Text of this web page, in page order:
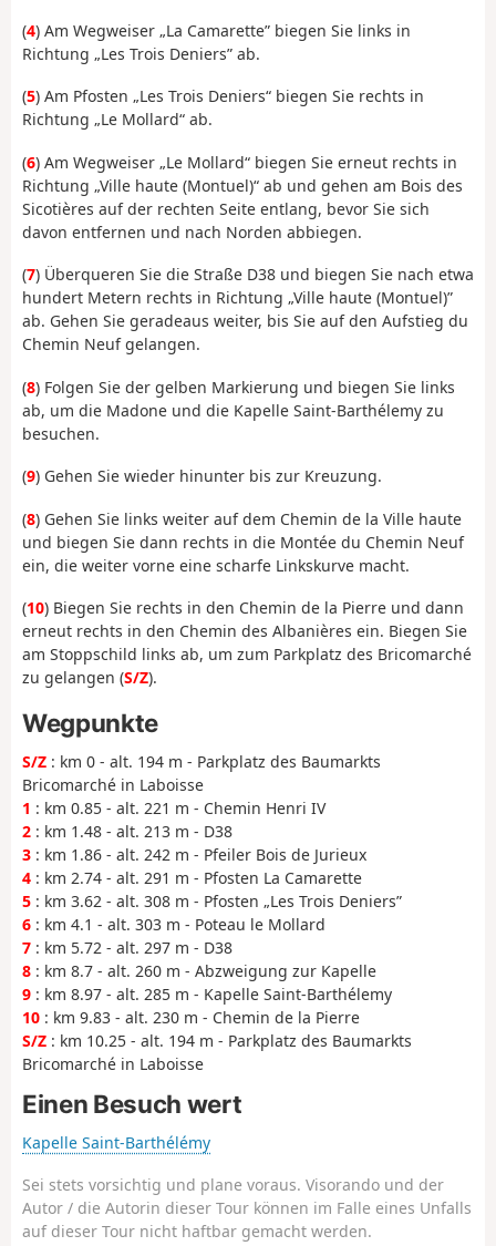
(4) Am Wegweiser „La Camarette” biegen Sie links in
Richtung „Les Trois Deniers” ab.
(5) Am Pfosten „Les Trois Deniers“ biegen Sie rechts in
Richtung „Le Mollard“ ab.
(6) Am Wegweiser „Le Mollard“ biegen Sie erneut rechts in
Richtung „Ville haute (Montuel)“ ab und gehen am Bois des
Sicotières auf der rechten Seite entlang, bevor Sie sich
davon entfernen und nach Norden abbiegen.
(7) Überqueren Sie die Straße D38 und biegen Sie nach etwa
hundert Metern rechts in Richtung „Ville haute (Montuel)”
ab. Gehen Sie geradeaus weiter, bis Sie auf den Aufstieg du
Chemin Neuf gelangen.
(8) Folgen Sie der gelben Markierung und biegen Sie links
ab, um die Madone und die Kapelle Saint-Barthélemy zu
besuchen.
(9) Gehen Sie wieder hinunter bis zur Kreuzung.
(8) Gehen Sie links weiter auf dem Chemin de la Ville haute
und biegen Sie dann rechts in die Montée du Chemin Neuf
ein, die weiter vorne eine scharfe Linkskurve macht.
(10) Biegen Sie rechts in den Chemin de la Pierre und dann
erneut rechts in den Chemin des Albanières ein. Biegen Sie
am Stoppschild links ab, um zum Parkplatz des Bricomarché
zu gelangen (S/Z).
Wegpunkte
S/Z : km 0 - alt. 194 m - Parkplatz des Baumarkts
Bricomarché in Laboisse
1 : km 0.85 - alt. 221 m - Chemin Henri IV
2 : km 1.48 - alt. 213 m - D38
3 : km 1.86 - alt. 242 m - Pfeiler Bois de Jurieux
4 : km 2.74 - alt. 291 m - Pfosten La Camarette
5 : km 3.62 - alt. 308 m - Pfosten „Les Trois Deniers”
6 : km 4.1 - alt. 303 m - Poteau le Mollard
7 : km 5.72 - alt. 297 m - D38
8 : km 8.7 - alt. 260 m - Abzweigung zur Kapelle
9 : km 8.97 - alt. 285 m - Kapelle Saint-Barthélemy
10 : km 9.83 - alt. 230 m - Chemin de la Pierre
S/Z : km 10.25 - alt. 194 m - Parkplatz des Baumarkts
Bricomarché in Laboisse
Einen Besuch wert
Kapelle Saint-Barthélémy
Sei stets vorsichtig und plane voraus. Visorando und der
Autor / die Autorin dieser Tour können im Falle eines Unfalls
auf dieser Tour nicht haftbar gemacht werden.